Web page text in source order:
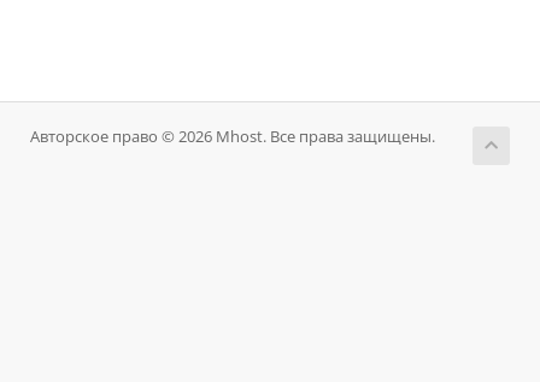
Авторское право © 2026 Mhost. Все права защищены.